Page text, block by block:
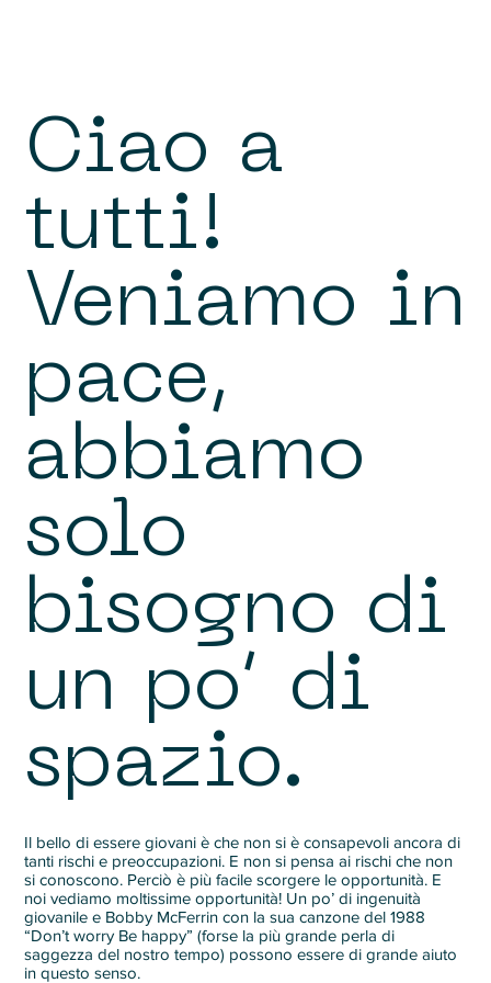
Ciao a
tutti!
Veniamo in
pace,
abbiamo
solo
bisogno di
un po’ di
spazio.
Il bello di essere giovani è che non si è consapevoli ancora di
tanti rischi e preoccupazioni. E non si pensa ai rischi che non
si conoscono. Perciò è più facile scorgere le opportunità. E
noi vediamo moltissime opportunità! Un po’ di ingenuità
giovanile e Bobby McFerrin con la sua canzone del 1988
“Don’t worry Be happy” (forse la più grande perla di
saggezza del nostro tempo) possono essere di grande aiuto
in questo senso.